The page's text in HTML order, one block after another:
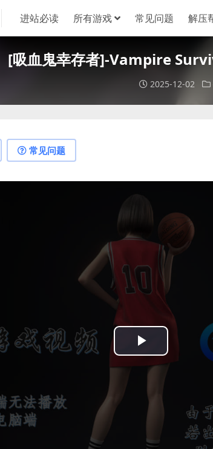
进站必读 所有游戏 常见问题 解压
[吸血鬼幸存者]-Vampire
2025-12-02
常见问题
Play
Video